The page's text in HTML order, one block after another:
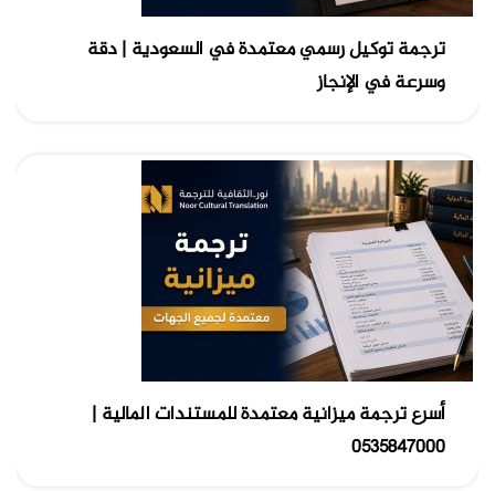
ترجمة توكيل رسمي معتمدة في السعودية | دقة
وسرعة في الإنجاز
أسرع ترجمة ميزانية معتمدة للمستندات المالية |
0535847000